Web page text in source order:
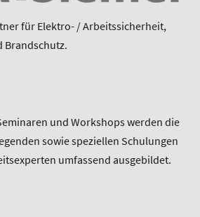
für Elektro- / Arbeitssicherheit,
Brandschutz.
und Workshops werden die
sowie speziellen Schulungen
umfassend ausgebildet.